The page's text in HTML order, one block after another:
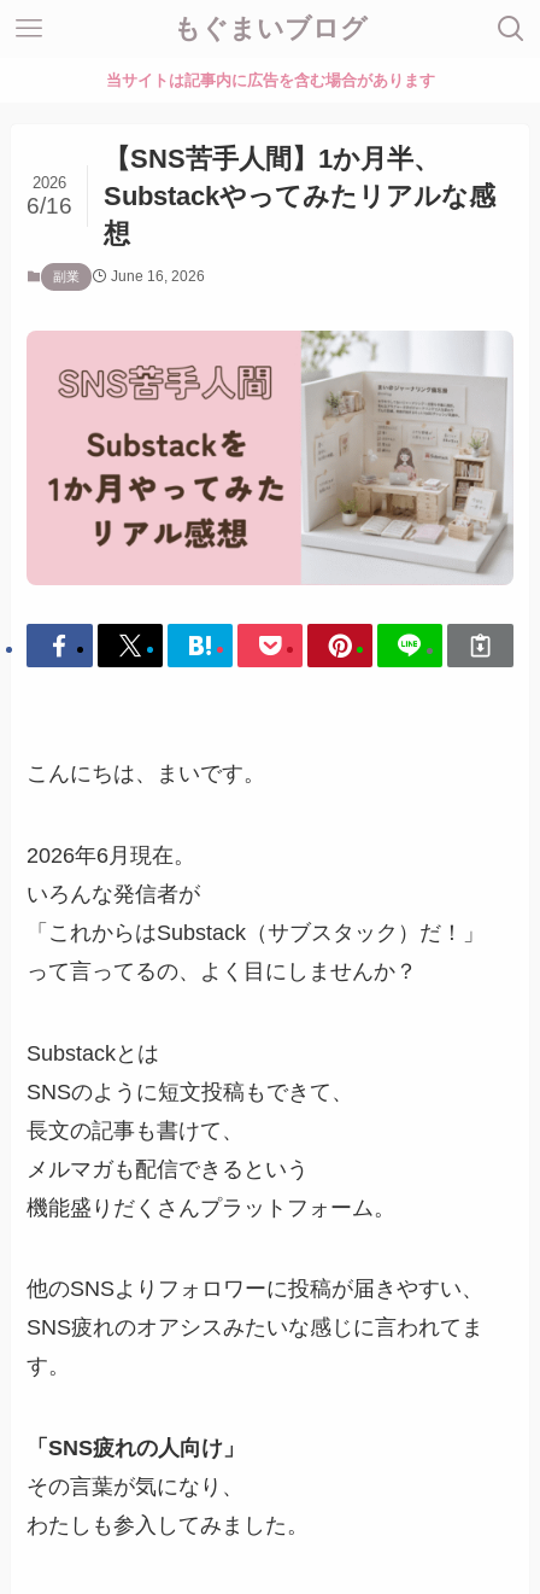
もぐまいブログ
当サイトは記事内に広告を含む場合があります
【SNS苦手人間】1か月半、
Substackやってみたリアルな感
想
2026
6/16
副業 June 16, 2026
こんにちは、まいです。
2026年6月現在。
いろんな発信者が
「これからはSubstack（サブスタック）だ！」
って言ってるの、よく目にしませんか？
Substackとは
SNSのように短文投稿もできて、
長文の記事も書けて、
メルマガも配信できるという
機能盛りだくさんプラットフォーム。
他のSNSよりフォロワーに投稿が届きやすい、
SNS疲れのオアシスみたいな感じに言われてま
す。
「SNS疲れの人向け」
その言葉が気になり、
わたしも参入してみました。